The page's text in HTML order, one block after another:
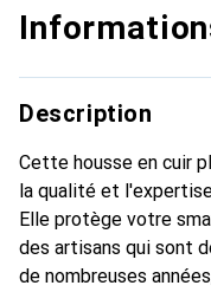
Description
Cette housse en cuir
la qualité et
Elle protège votre
des artisans qui sont
de nombreuses